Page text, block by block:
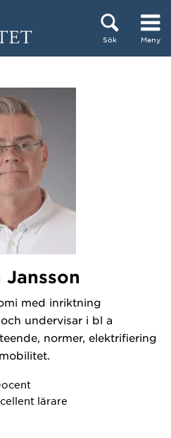
Sök Meny
Jansson
med inriktning
undervisar i bl a
normer, elektrifiering
lärare